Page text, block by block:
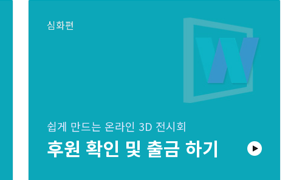
심화편
쉽게 만드는 온라인 3D 전시회
후원 확인 및 출금 하기